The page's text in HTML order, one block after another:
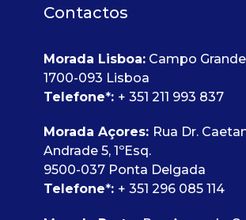
Contactos
Morada Lisboa: Campo
1700-093 Lisboa
Telefone*: + 351 211 993
Morada Açores: Rua Dr.
Andrade 5, 1ºEsq.
9500-037 Ponta Delgada
Telefone*: + 351 296 085 114